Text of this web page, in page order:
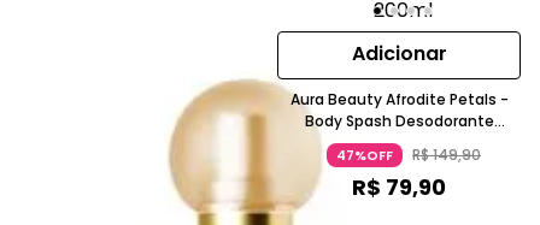
Adicionar
Aura Beauty Afrodite Petals -
Body Spash Desodorante
Colônia 200ml
47%OFF R$149,90
R$ 79,90